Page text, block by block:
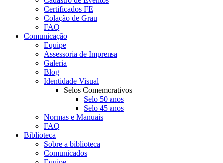
Certificados FE
Colação de Grau
FAQ
Comunicação
Equipe
Assessoria de Imprensa
Galeria
Blog
Identidade Visual
Selos Comemorativos
Selo 50 anos
Selo 45 anos
Normas e Manuais
FAQ
Biblioteca
Sobre a biblioteca
Comunicados